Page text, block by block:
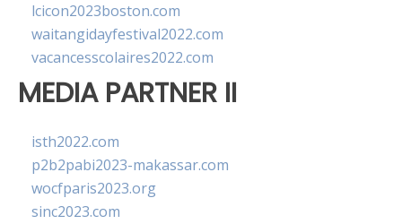
lcicon2023boston.com
waitangidayfestival2022.com
vacancesscolaires2022.com
MEDIA PARTNER II
isth2022.com
p2b2pabi2023-makassar.com
wocfparis2023.org
sinc2023.com